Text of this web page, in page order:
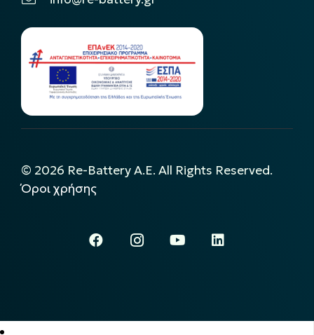
© 2026 Re-Battery A.E. All Rights Reserved.
Όροι χρήσης